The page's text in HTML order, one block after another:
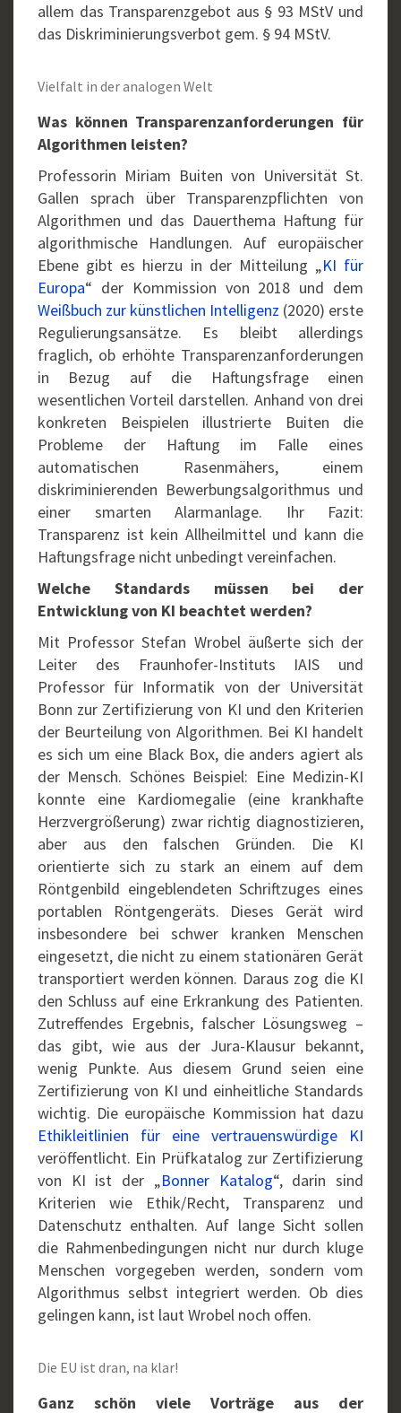
allem das Transparenzgebot aus § 93 MStV und
das Diskriminierungsverbot gem. § 94 MStV.
Vielfalt in der analogen Welt
Was können Transparenzanforderungen für
Algorithmen leisten?
Professorin Miriam Buiten von Universität St.
Gallen sprach über Transparenzpflichten von
Algorithmen und das Dauerthema Haftung für
algorithmische Handlungen. Auf europäischer
Ebene gibt es hierzu in der Mitteilung „KI für
Europa“ der Kommission von 2018 und dem
Weißbuch zur künstlichen Intelligenz (2020) erste
Regulierungsansätze. Es bleibt allerdings
fraglich, ob erhöhte Transparenzanforderungen
in Bezug auf die Haftungsfrage einen
wesentlichen Vorteil darstellen. Anhand von drei
konkreten Beispielen illustrierte Buiten die
Probleme der Haftung im Falle eines
automatischen Rasenmähers, einem
diskriminierenden Bewerbungsalgorithmus und
einer smarten Alarmanlage. Ihr Fazit:
Transparenz ist kein Allheilmittel und kann die
Haftungsfrage nicht unbedingt vereinfachen.
Welche Standards müssen bei der
Entwicklung von KI beachtet werden?
Mit Professor Stefan Wrobel äußerte sich der
Leiter des Fraunhofer-Instituts IAIS und
Professor für Informatik von der Universität
Bonn zur Zertifizierung von KI und den Kriterien
der Beurteilung von Algorithmen. Bei KI handelt
es sich um eine Black Box, die anders agiert als
der Mensch. Schönes Beispiel: Eine Medizin-KI
konnte eine Kardiomegalie (eine krankhafte
Herzvergrößerung) zwar richtig diagnostizieren,
aber aus den falschen Gründen. Die KI
orientierte sich zu stark an einem auf dem
Röntgenbild eingeblendeten Schriftzuges eines
portablen Röntgengeräts. Dieses Gerät wird
insbesondere bei schwer kranken Menschen
eingesetzt, die nicht zu einem stationären Gerät
transportiert werden können. Daraus zog die KI
den Schluss auf eine Erkrankung des Patienten.
Zutreffendes Ergebnis, falscher Lösungsweg –
das gibt, wie aus der Jura-Klausur bekannt,
wenig Punkte. Aus diesem Grund seien eine
Zertifizierung von KI und einheitliche Standards
wichtig. Die europäische Kommission hat dazu
Ethikleitlinien für eine vertrauenswürdige KI
veröffentlicht. Ein Prüfkatalog zur Zertifizierung
von KI ist der „Bonner Katalog“, darin sind
Kriterien wie Ethik/Recht, Transparenz und
Datenschutz enthalten. Auf lange Sicht sollen
die Rahmenbedingungen nicht nur durch kluge
Menschen vorgegeben werden, sondern vom
Algorithmus selbst integriert werden. Ob dies
gelingen kann, ist laut Wrobel noch offen.
Die EU ist dran, na klar!
Ganz schön viele Vorträge aus der